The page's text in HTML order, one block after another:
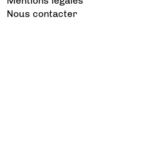
Nous contacter